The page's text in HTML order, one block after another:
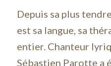
Depuis sa plus
est sa langue, sa
entier. Chanteur
Sébastien Parotte a